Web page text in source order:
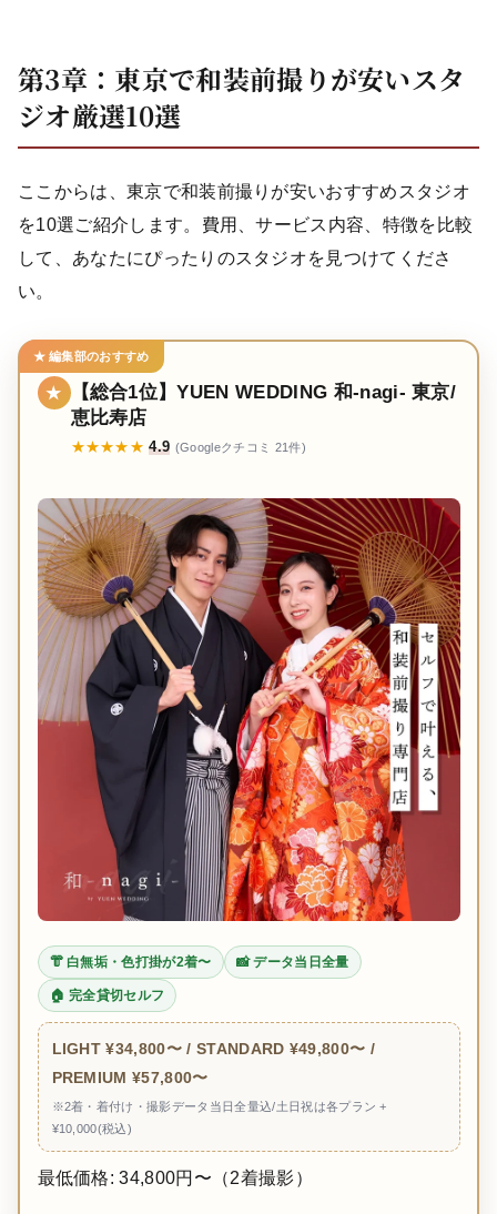
第3章：東京で和装前撮りが安いスタ
ジオ厳選10選
ここからは、東京で和装前撮りが安いおすすめスタジオ
を10選ご紹介します。費用、サービス内容、特徴を比較
して、あなたにぴったりのスタジオを見つけてくださ
い。
★ 編集部のおすすめ
★ 【総合1位】YUEN WEDDING 和-nagi- 東京/
恵比寿店
★★★★★4.9 (Googleクチコミ 21件)
👘 白無垢・色打掛が2着〜 📸 データ当日全量
🏠 完全貸切セルフ
LIGHT ¥34,800〜 / STANDARD ¥49,800〜 /
PREMIUM ¥57,800〜
※2着・着付け・撮影データ当日全量込/土日祝は各プラン +
¥10,000(税込)
最低価格: 34,800円〜（2着撮影）